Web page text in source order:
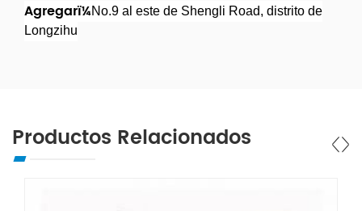
Agregarï¼No.9 al este de Shengli Road, distrito de
Longzihu
Productos Relacionados